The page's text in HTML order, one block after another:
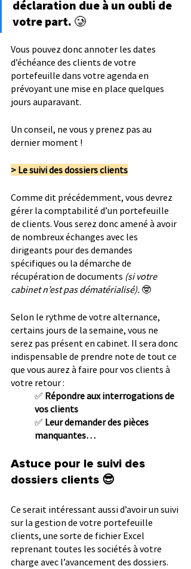
déclaration due à un oubli de
votre part. 🥲
Vous pouvez donc annoter les dates
d’échéance des clients de votre
portefeuille dans votre agenda en
prévoyant une mise en place quelques
jours auparavant.
Un conseil, ne vous y prenez pas au
dernier moment !
> Le suivi des dossiers clients
Comme dit précédemment, vous devrez
gérer la comptabilité d’un portefeuille
de clients. Vous serez donc amené à avoir
de nombreux échanges avec les
dirigeants pour des demandes
spécifiques ou la démarche de
récupération de documents (si votre
cabinet n’est pas dématérialisé). 🤓
Selon le rythme de votre alternance,
certains jours de la semaine, vous ne
serez pas présent en cabinet. Il sera donc
indispensable de prendre note de tout ce
que vous aurez à faire pour vos clients à
votre retour :
✅ Répondre aux interrogations de
vos clients
✅ Leur demander des pièces
manquantes…
Astuce pour le suivi des
dossiers clients 😎
Ce serait intéressant aussi d’avoir un suivi
sur la gestion de votre portefeuille
clients, une sorte de fichier Excel
reprenant toutes les sociétés à votre
charge avec l’avancement des dossiers.